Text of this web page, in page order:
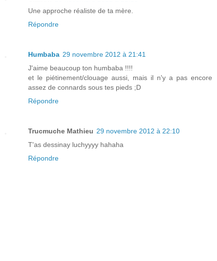
Une approche réaliste de ta mère.
Répondre
Humbaba 29 novembre 2012 à 21:41
J'aime beaucoup ton humbaba !!!!
et le piétinement/clouage aussi, mais il n'y a pas encore
assez de connards sous tes pieds ;D
Répondre
Trucmuche Mathieu 29 novembre 2012 à 22:10
T'as dessinay luchyyyy hahaha
Répondre